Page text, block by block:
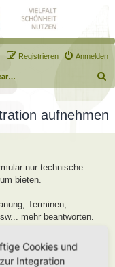
Anmelden
Registrieren
Kontakt mit der Board-Administration aufnehmen
u
aufnehmen
nur technische
bieten.
Terminen,
mehr beantworten.
Euch gerne weiter.
Cookies und
Integration